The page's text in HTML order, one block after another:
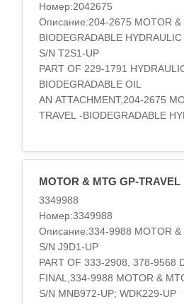
S/N J9D1-UP
S/N KBE1-UP; DBH1-UP
Номер:2042675
Описание:204-2675 MOTOR &
BIODEGRADABLE HYDRAULIC
S/N T2S1-UP
PART OF 229-1791
BIODEGRADABLE OIL
AN ATTACHMENT,204-2675
TRAVEL -BIODEGRADABLE
BIODEGRADABLE OIL
AN ATTACHMENT,204-2675
PART OF 201-0192 DRIVE GP-
PART OF 201-0192 DRIVE GP-
MOTOR & MTG GP-TRAVEL
3349988
Номер:3349988
Описание:334-9988 MOTOR &
S/N J9D1-UP
PART OF 333-2908, 378-9568
FINAL,334-9988 MOTOR &
S/N MNB972-UP; WDK229-UP